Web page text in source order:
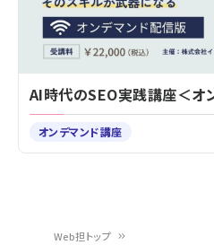
Web担トップ
AI時代のSEO実践講座＜オ
オンデマンド講座